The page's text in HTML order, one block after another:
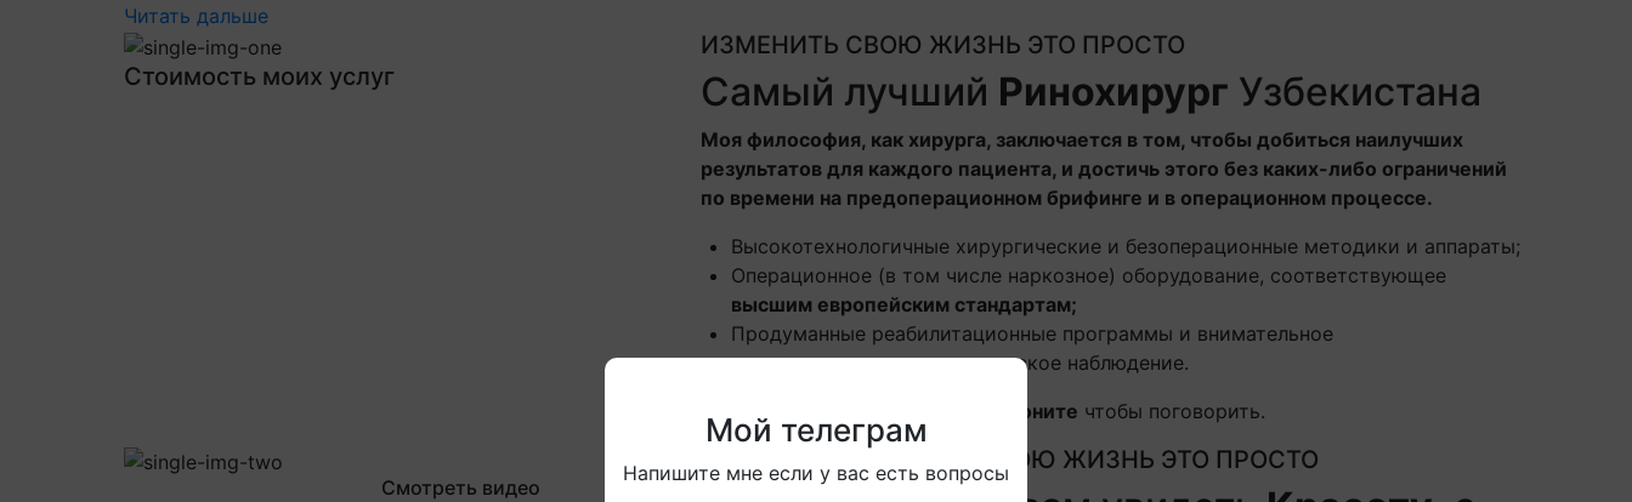
Читать дальше
Стоимость моих услуг
ИЗМЕНИТЬ СВОЮ ЖИЗНЬ ЭТО ПРОСТО
Самый лучший Ринохирург Узбекистана
Моя философия, как хирурга, заключается в том, чтобы добиться наилучших
результатов для каждого пациента, и достичь этого без каких-либо ограничений
по времени на предоперационном брифинге и в операционном процессе.
Высокотехнологичные хирургические и безоперационные методики и аппараты;
Операционное (в том числе наркозное) оборудование, соответствующее
высшим европейским стандартам;
Продуманные реабилитационные программы и внимательное
послеоперационное медицинское наблюдение.
Позвоните чтобы поговорить.
Смотреть видео
ИЗМЕНИТЬ СВОЮ ЖИЗНЬ ЭТО ПРОСТО
Мой телеграм
Напишите мне если у вас есть вопросы